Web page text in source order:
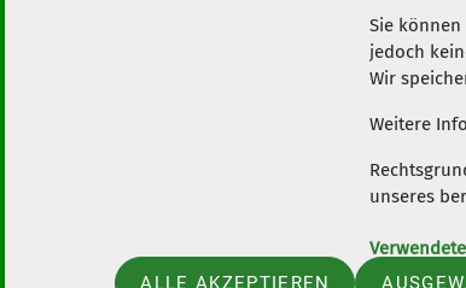
Sie
jedoch
Wir
Weitere
unseres
ALLE AKZEPTIEREN